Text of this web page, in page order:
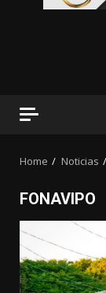
Home Noticias
FONAVIPO